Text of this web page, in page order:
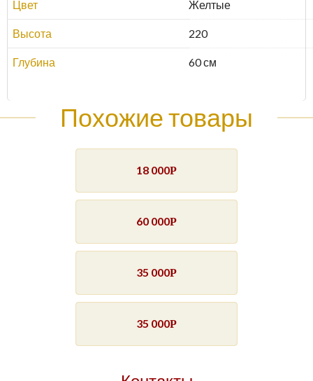
Цвет Желтые
Высота 220
Глубина 60 см
Похожие товары
18 000Р
60 000Р
35 000Р
35 000Р